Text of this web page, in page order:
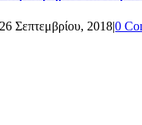
26 Σεπτεμβρίου, 2018|0